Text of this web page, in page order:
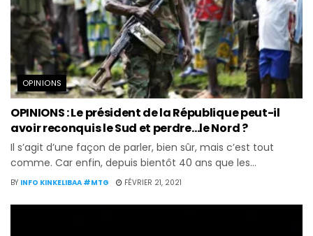
OPINIONS
OPINIONS : Le président de la République peut-il
avoir reconquis le Sud et perdre…le Nord ?
Il s’agit d’une façon de parler, bien sûr, mais c’est tout
comme. Car enfin, depuis bientôt 40 ans que les...
BY INFO KINKELIBAA #MTG FÉVRIER 21, 2021